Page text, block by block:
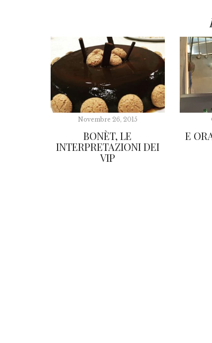
Novembre 26, 2015
BONÈT, LE
INTERPRETAZIONI DEI
VIP
E